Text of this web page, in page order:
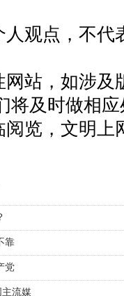
人观点，不代
站，如涉及
将及时做相
览，文明上
靠
党
主流媒